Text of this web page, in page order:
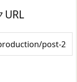
URL